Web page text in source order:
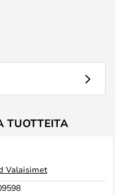
TUOTTEITA
Valaisimet